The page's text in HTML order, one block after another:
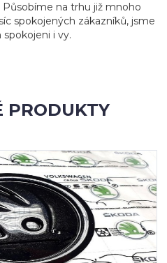
Působíme na trhu již mnoho
spokojených zákazníků, jsme
i vy.
PRODUKTY